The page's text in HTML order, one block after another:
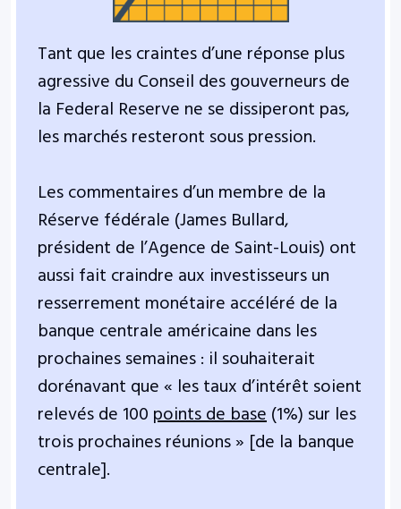
Tant que les craintes d’une réponse plus
agressive du Conseil des gouverneurs de
la Federal Reserve ne se dissiperont pas,
les marchés resteront sous pression.
Les commentaires d’un membre de la
Réserve fédérale (James Bullard,
président de l’Agence de Saint-Louis) ont
aussi fait craindre aux investisseurs un
resserrement monétaire accéléré de la
banque centrale américaine dans les
prochaines semaines : il souhaiterait
dorénavant que « les taux d’intérêt soient
relevés de 100points de base(1%) sur les
trois prochaines réunions » [de la banque
centrale].